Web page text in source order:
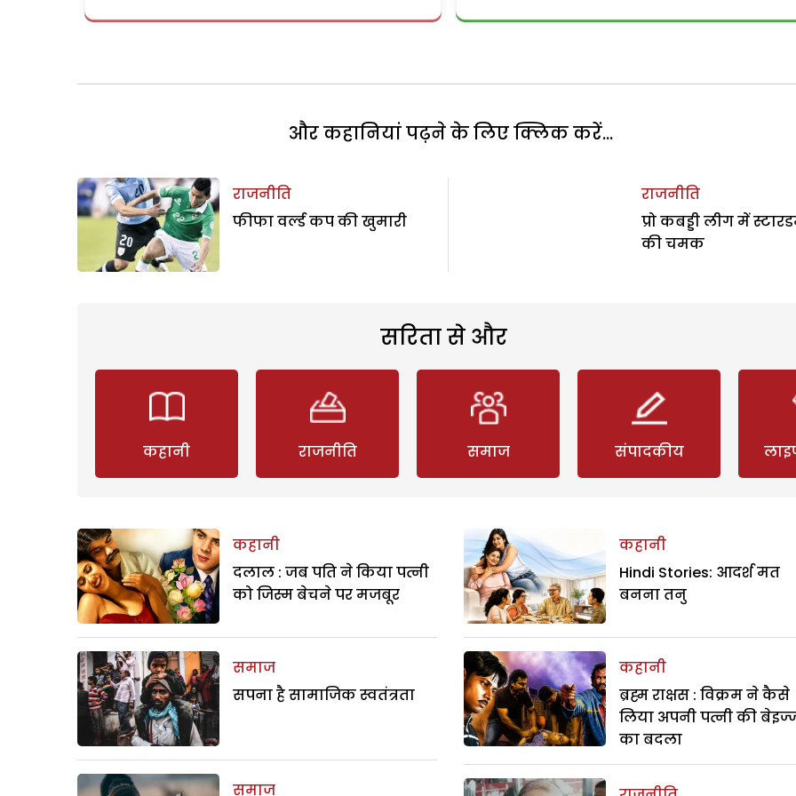
और कहानियां पढ़ने के लिए क्लिक करें...
राजनीति
फीफा वर्ल्ड कप की खुमारी
राजनीति
प्रो कबड्डी लीग में
की चमक
सरिता से और
कहानी राजनीति समाज संपादकीय
कहानी
दलाल : जब पति ने किया पत्नी
को जिस्म बेचने पर मजबूर
समाज
सपना है सामाजिक स्वतंत्रता
समाज
कहानी
Hindi Stories: आदर्श मत
बनना तनु
कहानी
ब्रह्म राक्षस : विक्रम ने कैसे
लिया अपनी पत्नी की
का बदला